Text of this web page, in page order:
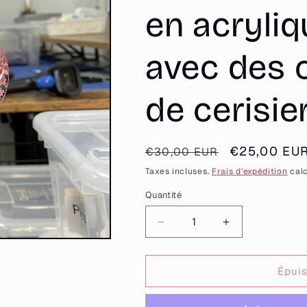
en
avec des
de
Prix
habituel
€30,00 EUR
Prix
€25,00 EUR
Taxes incluses. Frais d'expédition
Quantité
Quantité
Réduire
la
quantité
[CONTRÔLE
Augmenter
la
quantité
[CONTRÔLE